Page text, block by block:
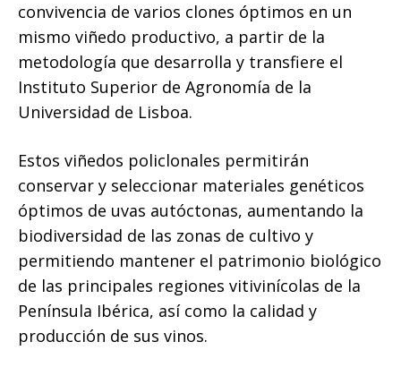
convivencia de varios clones óptimos en un
mismo viñedo productivo, a partir de la
metodología que desarrolla y transfiere el
Instituto Superior de Agronomía de la
Universidad de Lisboa.
Estos viñedos policlonales permitirán
conservar y seleccionar materiales genéticos
óptimos de uvas autóctonas, aumentando la
biodiversidad de las zonas de cultivo y
permitiendo mantener el patrimonio biológico
de las principales regiones vitivinícolas de la
Península Ibérica, así como la calidad y
producción de sus vinos.